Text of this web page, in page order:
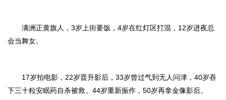
满洲正黄旗人，3岁上街要饭，4岁在红灯区打混，12岁进夜总
会当舞女。
17岁拍电影，22岁晋升影后，33岁曾过气到无人问津，40岁吞
下三十粒安眠药自杀被救。44岁重新振作，50岁再拿金像影后。